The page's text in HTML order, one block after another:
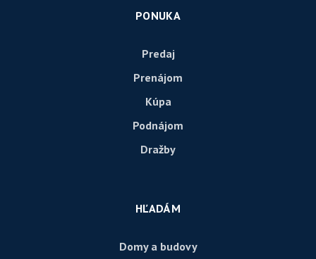
PONUKA
Predaj
Prenájom
Kúpa
Podnájom
Dražby
HĽADÁM
Domy a budovy